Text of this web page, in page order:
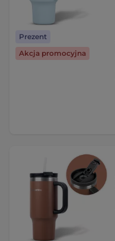
Prezent
Akcja promocyjna